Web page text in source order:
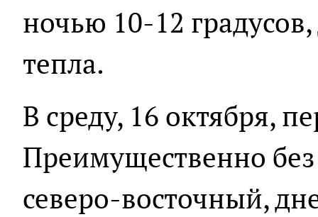
ночью 10-12
тепла.
В среду, 16 октября,
Преимущественно
северо-восточный,